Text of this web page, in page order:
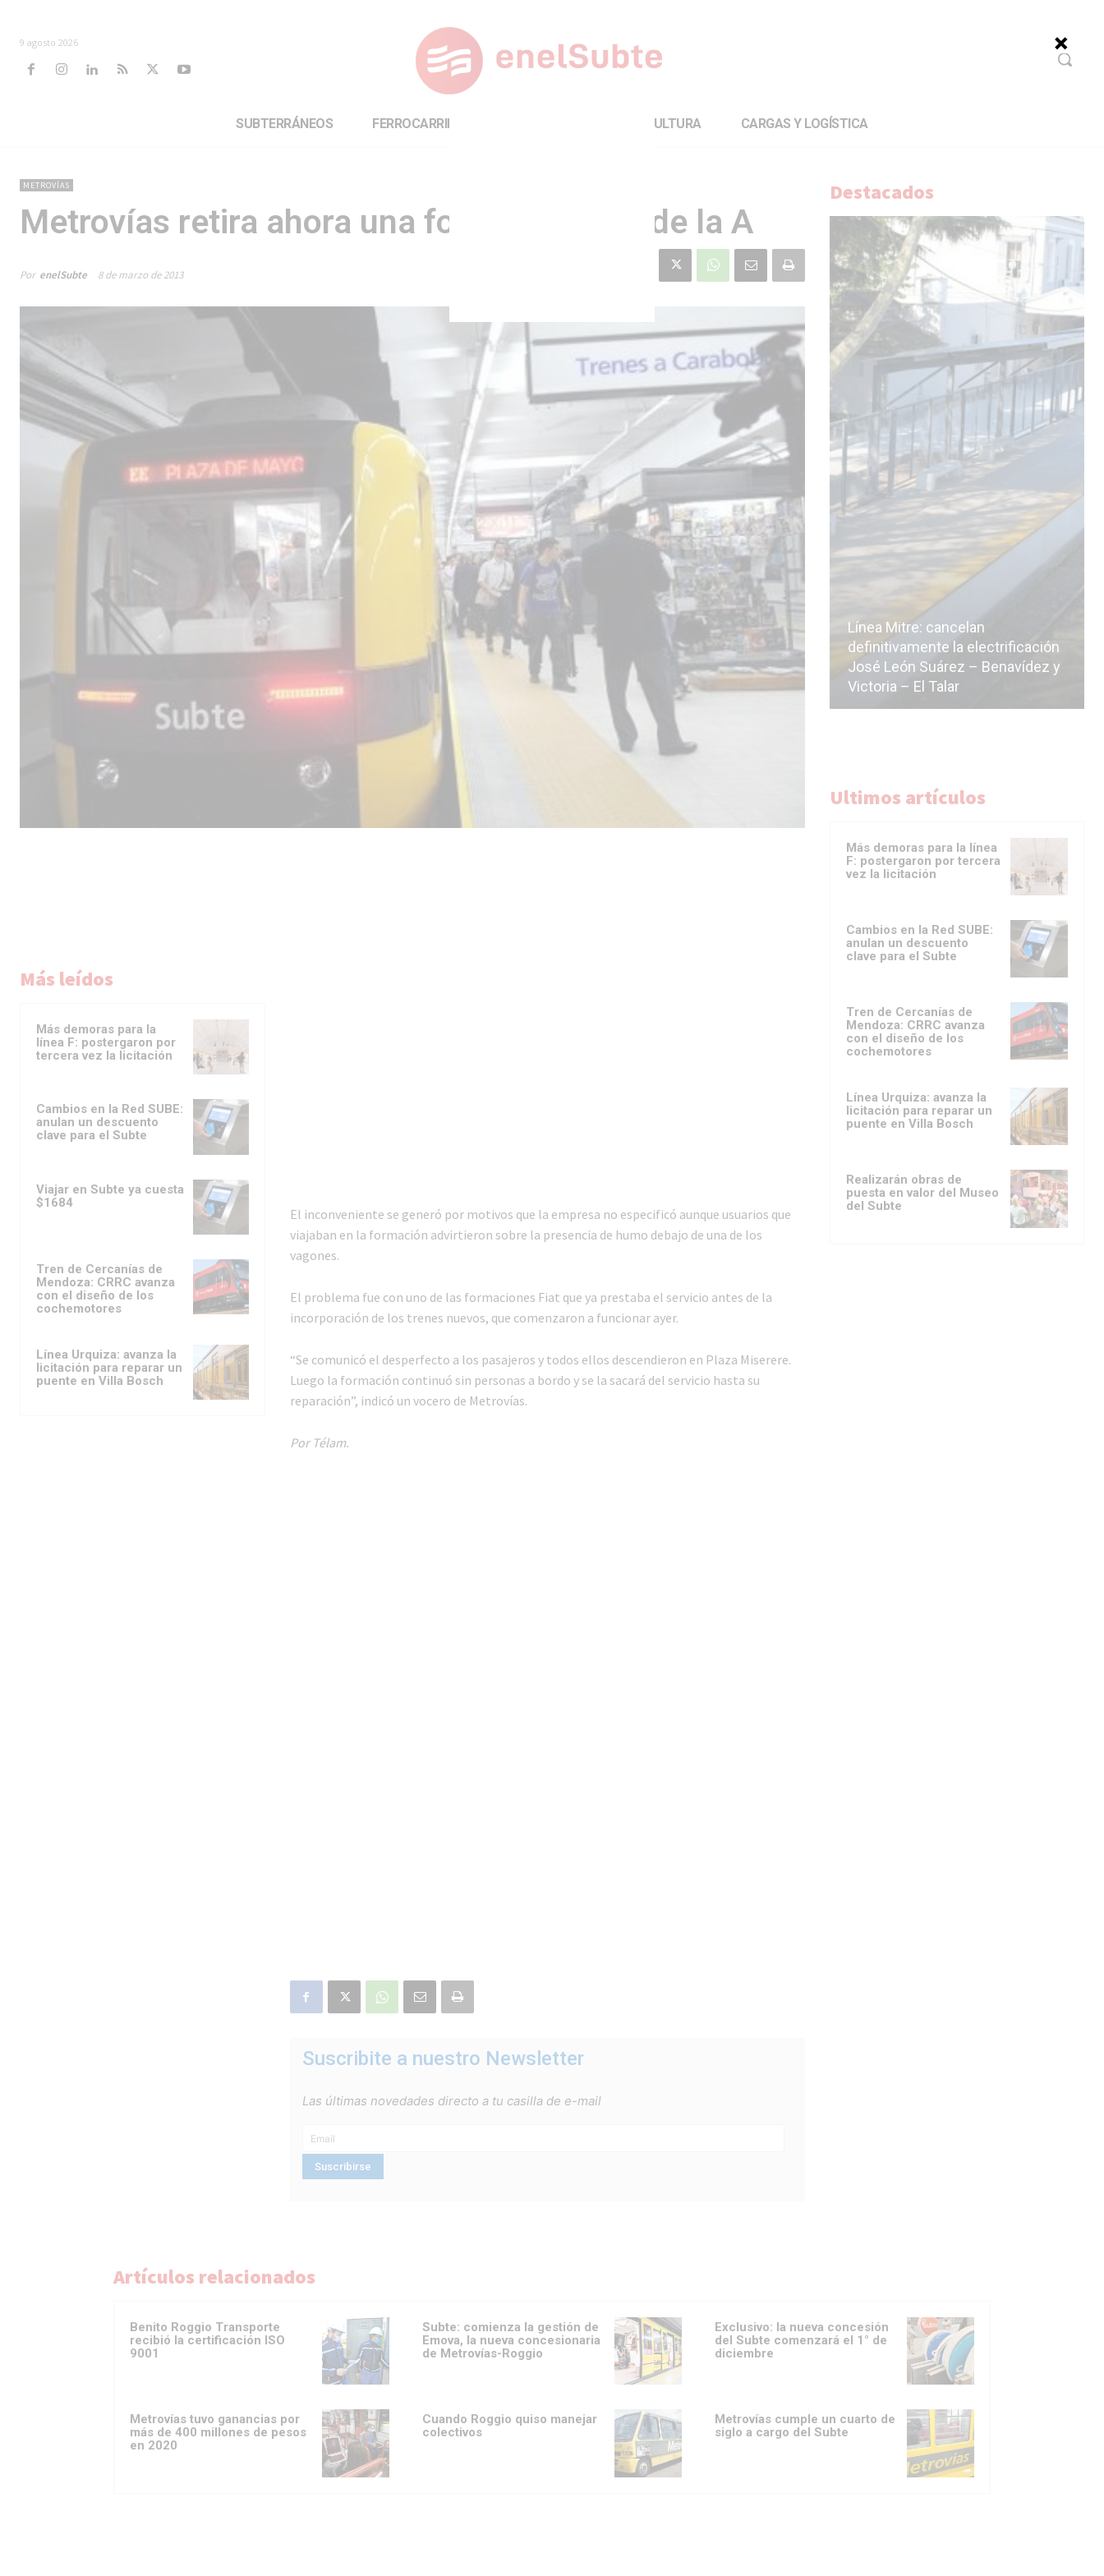
9 agosto 2026
SUBTERRÁNEOS FERROCARRILES CULTURA CARGAS Y LOGÍSTICA
METROVÍAS
Metrovías retira ahora una formación Fiat de la A
Por enelSubte 8 de marzo de 2013
Más leídos
Más demoras para la
línea F: postergaron por
tercera vez la licitación
Cambios en la Red SUBE:
anulan un descuento
clave para el Subte
Viajar en Subte ya cuesta
$1684
Tren de Cercanías de
Mendoza: CRRC avanza
con el diseño de los
cochemotores
Línea Urquiza: avanza la
licitación para reparar un
puente en Villa Bosch
El inconveniente se generó por motivos que la empresa no especificó aunque usuarios que
viajaban en la formación advirtieron sobre la presencia de humo debajo de una de los
vagones.
El problema fue con uno de las formaciones Fiat que ya prestaba el servicio antes de la
incorporación de los trenes nuevos, que comenzaron a funcionar ayer.
“Se comunicó el desperfecto a los pasajeros y todos ellos descendieron en Plaza Miserere.
Luego la formación continuó sin personas a bordo y se la sacará del servicio hasta su
reparación”, indicó un vocero de Metrovías.
Por Télam.
Suscribite a nuestro Newsletter
Las últimas novedades directo a tu casilla de e-mail
Destacados
Malestar en el sector privado por
los cambios sin fin al proyecto de
la línea F
Línea Mitre: dieron oficialmente
de baja la construcción de la
estación Nordelta
Línea Mitre: cancelan
definitivamente la electrificación
José León Suárez – Benavídez y
Victoria – El Talar
Ultimos artículos
Más demoras para la línea
F: postergaron por tercera
vez la licitación
Cambios en la Red SUBE:
anulan un descuento
clave para el Subte
Tren de Cercanías de
Mendoza: CRRC avanza
con el diseño de los
cochemotores
Línea Urquiza: avanza la
licitación para reparar un
puente en Villa Bosch
Realizarán obras de
puesta en valor del Museo
del Subte
Artículos relacionados
Benito Roggio Transporte
recibió la certificación ISO
9001
Subte: comienza la gestión de
Emova, la nueva concesionaria
de Metrovías-Roggio
Exclusivo: la nueva concesión
del Subte comenzará el 1° de
diciembre
Metrovías tuvo ganancias por
más de 400 millones de pesos
en 2020
Cuando Roggio quiso manejar
colectivos
Metrovías cumple un cuarto de
siglo a cargo del Subte